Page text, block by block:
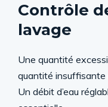
Contrôle
lavage
Une quantité
quantité insuffisante
Un débit d’eau